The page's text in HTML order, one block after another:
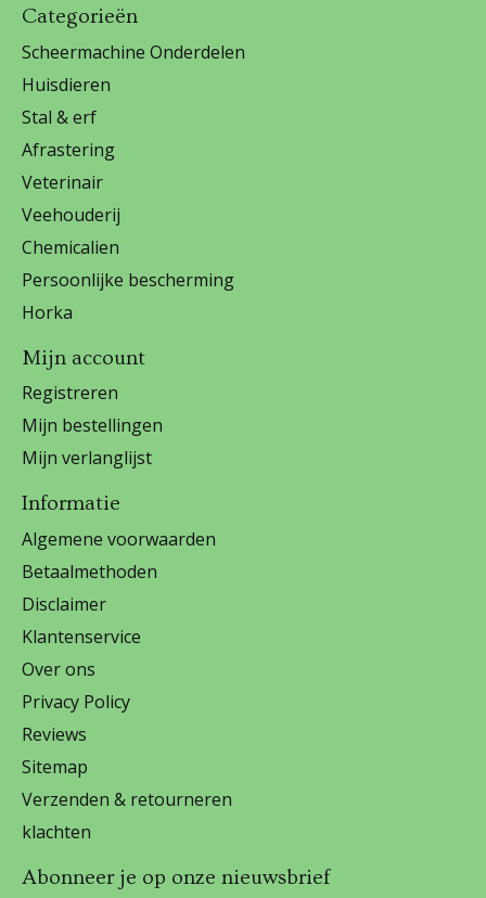
Categorieën
Scheermachine Onderdelen
Huisdieren
Stal & erf
Afrastering
Veterinair
Veehouderij
Chemicalien
Persoonlijke bescherming
Horka
Mijn account
Registreren
Mijn bestellingen
Mijn verlanglijst
Informatie
Algemene voorwaarden
Betaalmethoden
Disclaimer
Klantenservice
Over ons
Privacy Policy
Reviews
Sitemap
Verzenden & retourneren
klachten
Abonneer je op onze nieuwsbrief